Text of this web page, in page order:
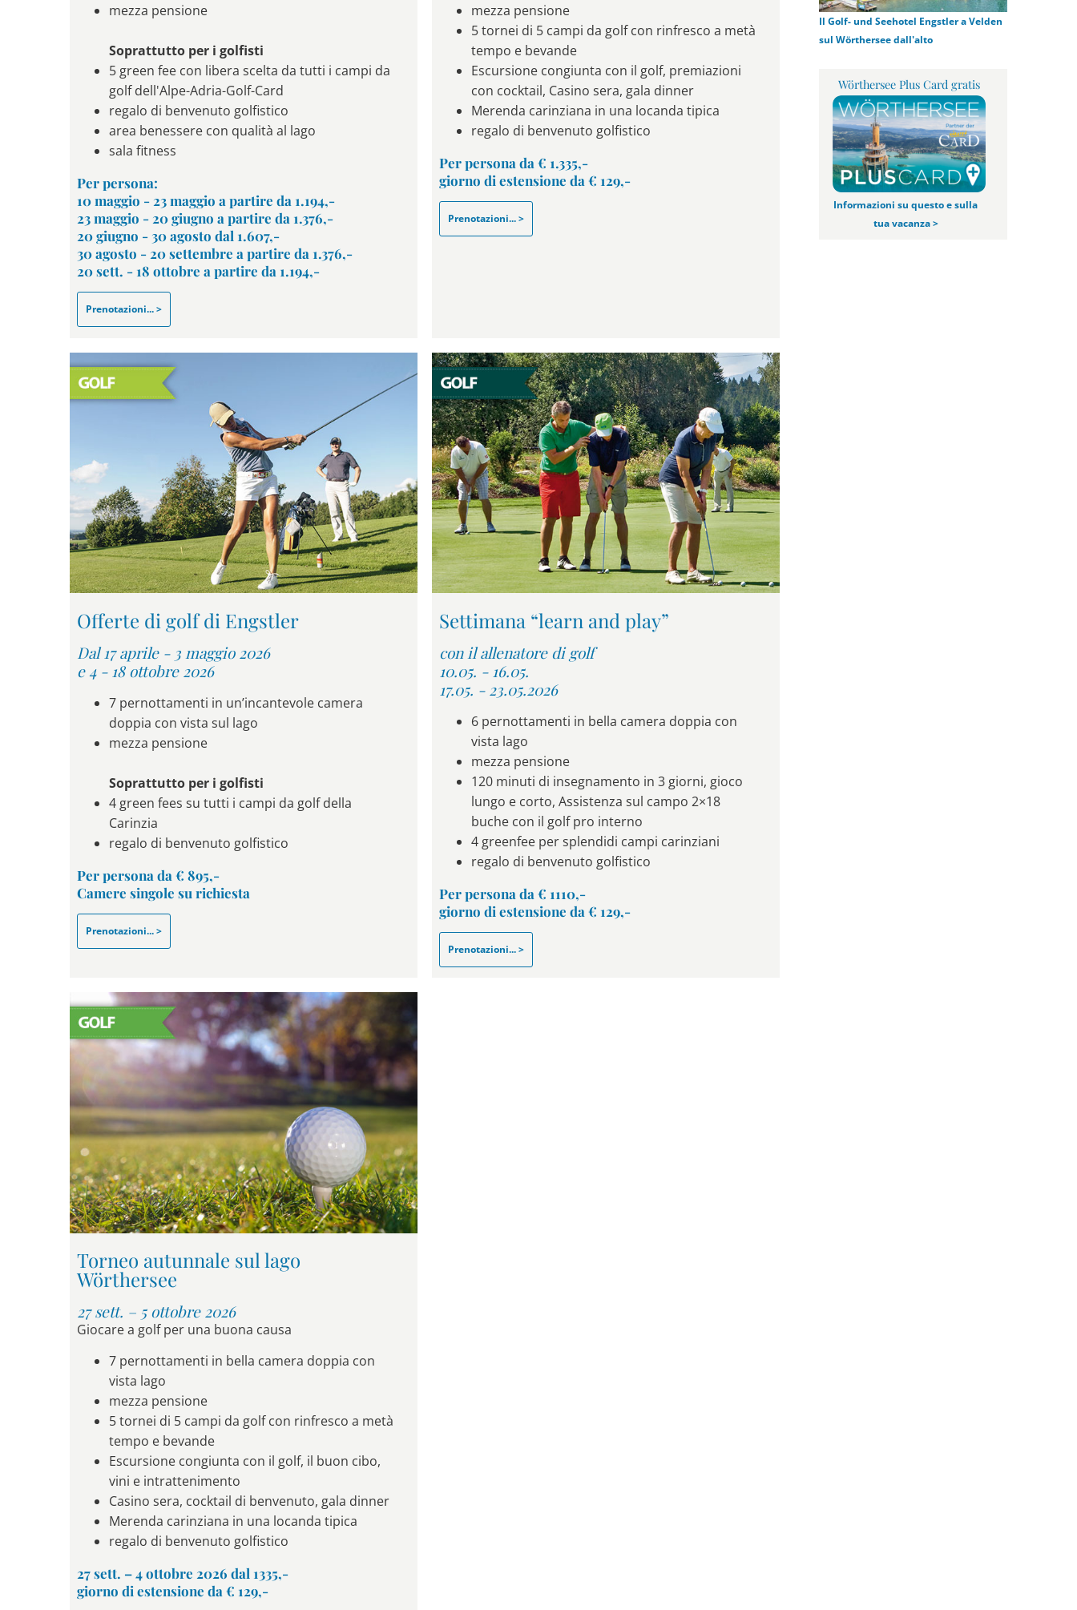
mezza pensione
Soprattutto per i golfisti
5 green fee con libera scelta da tutti i campi da
golf dell'Alpe-Adria-Golf-Card
regalo di benvenuto golfistico
area benessere con qualità al lago
sala fitness
Per persona:
10 maggio - 23 maggio a partire da 1.194,-
23 maggio - 20 giugno a partire da 1.376,-
20 giugno - 30 agosto dal 1.607,-
30 agosto - 20 settembre a partire da 1.376,-
20 sett. - 18 ottobre a partire da 1.194,-
Prenotazioni... >
mezza pensione
5 tornei di 5 campi da golf con rinfresco a metà
tempo e bevande
Escursione congiunta con il golf, premiazioni
con cocktail, Casino sera, gala dinner
Merenda carinziana in una locanda tipica
regalo di benvenuto golfistico
Per persona da € 1.335,-
giorno di estensione da € 129,-
Prenotazioni... >
Offerte di golf di Engstler
Dal 17 aprile - 3 maggio 2026
e 4 - 18 ottobre 2026
7 pernottamenti in un’incantevole camera
doppia con vista sul lago
mezza pensione
Soprattutto per i golfisti
4 green fees su tutti i campi da golf della
Carinzia
regalo di benvenuto golfistico
Per persona da € 895,-
Camere singole su richiesta
Prenotazioni... >
Settimana “learn and play”
con il allenatore di golf
10.05. - 16.05.
17.05. - 23.05.2026
6 pernottamenti in bella camera doppia con
vista lago
mezza pensione
120 minuti di insegnamento in 3 giorni, gioco
lungo e corto, Assistenza sul campo 2×18
buche con il golf pro interno
4 greenfee per splendidi campi carinziani
regalo di benvenuto golfistico
Per persona da € 1110,-
giorno di estensione da € 129,-
Prenotazioni... >
Torneo autunnale sul lago
Wörthersee
27 sett. – 5 ottobre 2026
Giocare a golf per una buona causa
7 pernottamenti in bella camera doppia con
vista lago
mezza pensione
5 tornei di 5 campi da golf con rinfresco a metà
tempo e bevande
Escursione congiunta con il golf, il buon cibo,
vini e intrattenimento
Casino sera, cocktail di benvenuto, gala dinner
Merenda carinziana in una locanda tipica
regalo di benvenuto golfistico
27 sett. – 4 ottobre 2026 dal 1335,-
giorno di estensione da € 129,-
Il Golf- und Seehotel Engstler a Velden
sul Wörthersee dall'alto
Wörthersee Plus Card gratis
Informazioni su questo e sulla
tua vacanza >